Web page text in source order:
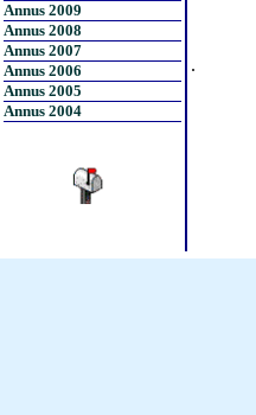
Annus 2009
Annus 2008
Annus 2007
Annus 2006
Annus 2005
Annus 2004
.